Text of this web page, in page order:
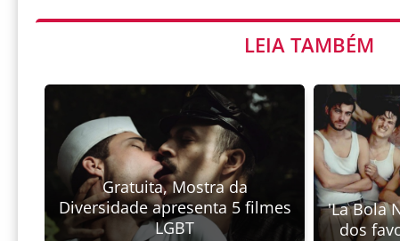
LEIA TAMBÉM
Gratuita, Mostra da
Diversidade apresenta 5 filmes
LGBT
'La Bola
dos